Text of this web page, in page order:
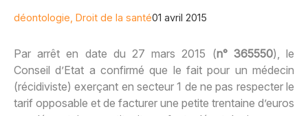
déontologie Droit de la santé01 avril 2015
Par arrêt en date du 27 mars 2015 (n° 365550), le
Conseil d’Etat a confirmé que le fait pour un médecin
(récidiviste) exerçant en secteur 1 de ne pas respecter le
tarif opposable et de facturer une petite trentaine d’euros